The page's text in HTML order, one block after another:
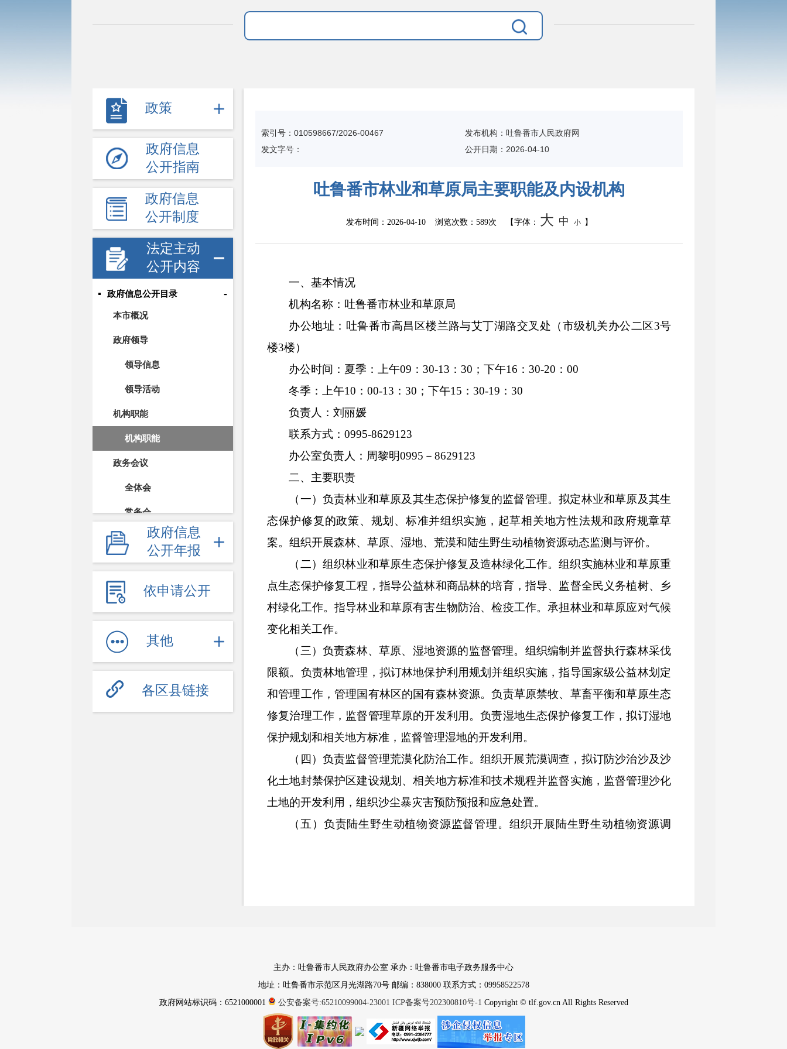
政策
政府信息
公开指南
政府信息
公开制度
法定主动
公开内容
政府信息公开目录 -
本市概况
政府领导
领导信息
领导活动
机构职能
机构职能
政务会议
全体会
常务会
财政公开
财政预决算
直达资金
采购招投标
重大决策
统计信息
提案议案
政府信息
公开年报
依申请公开
其他
各区县链接
索引号：010598667/2026-00467
发布机构：吐鲁番市人民政府网
发文字号：
公开日期：2026-04-10
吐鲁番市林业和草原局主要职能及内设机构
发布时间： 2026-04-10浏览次数： 589次 【字体： 大 中 小 】
一、基本情况
机构名称：吐鲁番市林业和草原局
办公地址：吐鲁番市高昌区楼兰路与艾丁湖路交叉处（市级机关办公二区3号
楼3楼）
办公时间：夏季：上午09 ： 30-13 ： 30 ；下午16 ： 30-20 ：00
冬季：上午10 ：00-13 ： 30 ；下午15 ： 30-19 ： 30
负责人：刘丽媛
联系方式：0995-8629123
办公室负责人： 周黎明0995 －8629123
二、主要职责
（一）负责林业和草原及其生态保护修复的监督管理。拟定林业和草原及其生
态保护修复的政策、规划、标准并组织实施，起草相关地方性法规和政府规章草
案。组织开展森林、草原、湿地、荒漠和陆生野生动植物资源动态监测与评价。
（二）组织林业和草原生态保护修复及造林绿化工作。组织实施林业和草原重
点生态保护修复工程，指导公益林和商品林的培育，指导、监督全民义务植树、乡
村绿化工作。指导林业和草原有害生物防治、检疫工作。承担林业和草原应对气候
变化相关工作。
（三）负责森林、草原、湿地资源的监督管理。组织编制并监督执行森林采伐
限额。负责林地管理，拟订林地保护利用规划并组织实施，指导国家级公益林划定
和管理工作，管理国有林区的国有森林资源。负责草原禁牧、草畜平衡和草原生态
修复治理工作，监督管理草原的开发利用。负责湿地生态保护修复工作，拟订湿地
保护规划和相关地方标准，监督管理湿地的开发利用。
（四）负责监督管理荒漠化防治工作。组织开展荒漠调查，拟订防沙治沙及沙
化土地封禁保护区建设规划、相关地方标准和技术规程并监督实施，监督管理沙化
土地的开发利用，组织沙尘暴灾害预防预报和应急处置。
（五）负责陆生野生动植物资源监督管理。组织开展陆生野生动植物资源调
源资产管理和国土空间用途管制；提出新建、调整各类自治区级自然保护地的审核
上报并按照程序报批，组织上报世界自然遗产的申报，会同有关部门审核上报世界
自然与文化双重遗产的申报。负责生物多样性保护相关工作。
主办：吐鲁番市人民政府办公室 承办：吐鲁番市电子政务服务中心
地址：吐鲁番市示范区月光湖路70号 邮编：838000 联系方式：09958522578
政府网站标识码：6521000001
公安备案号:65210099004-23001 ICP备案号202300810号-1 Copyright © tlf.gov.cn All Rights Reserved